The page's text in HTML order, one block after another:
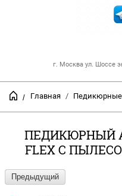
г. Москва ул. Шоссе
/ Главная / Педикюрные
ПЕДИКЮРНЫЙ
FLEX С
Предыдущий